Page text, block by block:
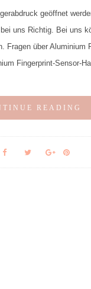
geöffnet
uns Richtig. Bei uns
Fragen über Aluminium
Fingerprint-Sensor-
READING